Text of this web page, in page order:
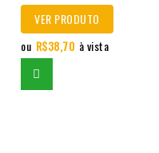
VER PRODUTO
ou R$38,70 à vista